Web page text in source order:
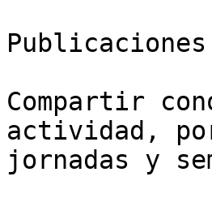
Publicaciones
Compartir
actividad,
jornadas y